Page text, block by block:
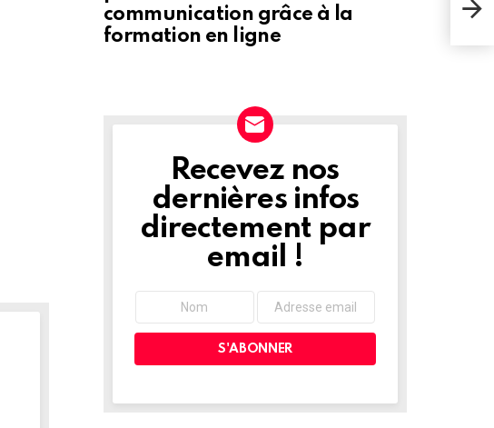
communication grâce à la
formation en ligne
NEWSLETTER
Recevez nos
dernières infos
directement par
email !